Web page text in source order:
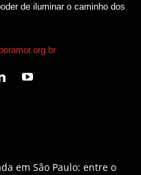
de iluminar o caminho dos
em São Paulo: entre o